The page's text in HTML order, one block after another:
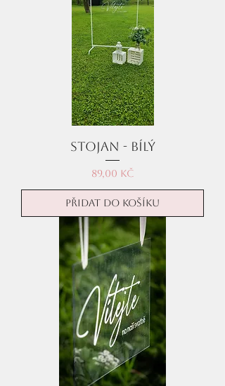
Stojan - bílý
Cena
89,00 Kč
Přidat do košíku